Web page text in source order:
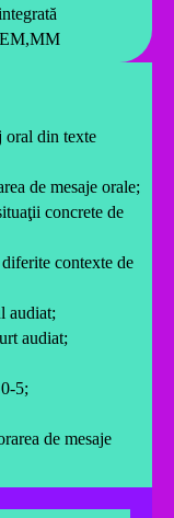
oral din texte
de mesaje orale;
concrete de
contexte de
audiat;
audiat;
5;
de mesaje